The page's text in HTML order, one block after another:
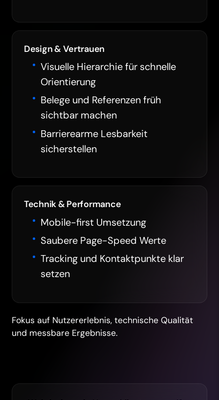
Design & Vertrauen
Visuelle Hierarchie für schnelle
Orientierung
Belege und Referenzen früh
sichtbar machen
Barrierearme Lesbarkeit
sicherstellen
Technik & Performance
Mobile-first Umsetzung
Saubere Page-Speed Werte
Tracking und Kontaktpunkte klar
setzen
Fokus auf Nutzererlebnis, technische Qualität
und messbare Ergebnisse.